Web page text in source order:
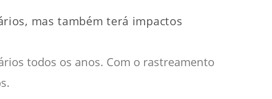
mas também terá impactos
todos os anos. Com o rastreamento